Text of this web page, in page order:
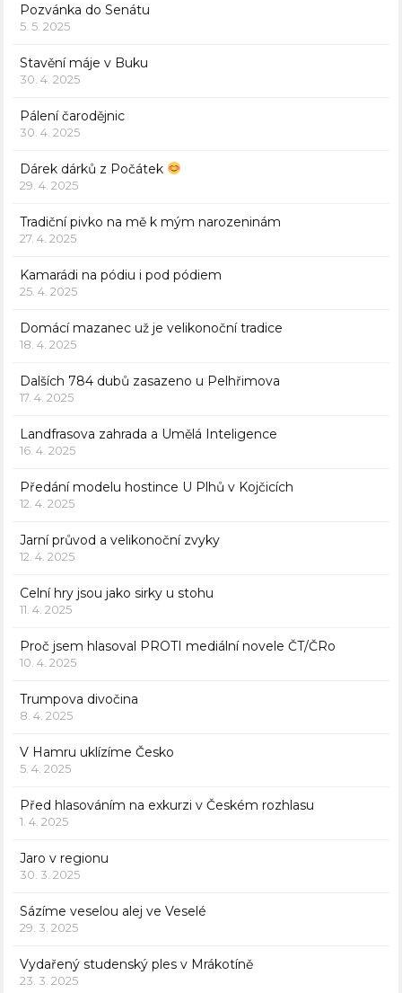
Pozvánka do Senátu
5. 5. 2025
Stavění máje v Buku
30. 4. 2025
Pálení čarodějnic
30. 4. 2025
Dárek dárků z Počátek
29. 4. 2025
Tradiční pivko na mě k mým narozeninám
27. 4. 2025
Kamarádi na pódiu i pod pódiem
25. 4. 2025
Domácí mazanec už je velikonoční tradice
18. 4. 2025
Dalších 784 dubů zasazeno u Pelhřimova
17. 4. 2025
Landfrasova zahrada a Umělá Inteligence
16. 4. 2025
Předání modelu hostince U Plhů v Kojčicích
12. 4. 2025
Jarní průvod a velikonoční zvyky
12. 4. 2025
Celní hry jsou jako sirky u stohu
11. 4. 2025
Proč jsem hlasoval PROTI mediální novele ČT/ČRo
10. 4. 2025
Trumpova divočina
8. 4. 2025
V Hamru uklízíme Česko
5. 4. 2025
Před hlasováním na exkurzi v Českém rozhlasu
1. 4. 2025
Jaro v regionu
30. 3. 2025
Sázíme veselou alej ve Veselé
29. 3. 2025
Vydařený studenský ples v Mrákotíně
23. 3. 2025